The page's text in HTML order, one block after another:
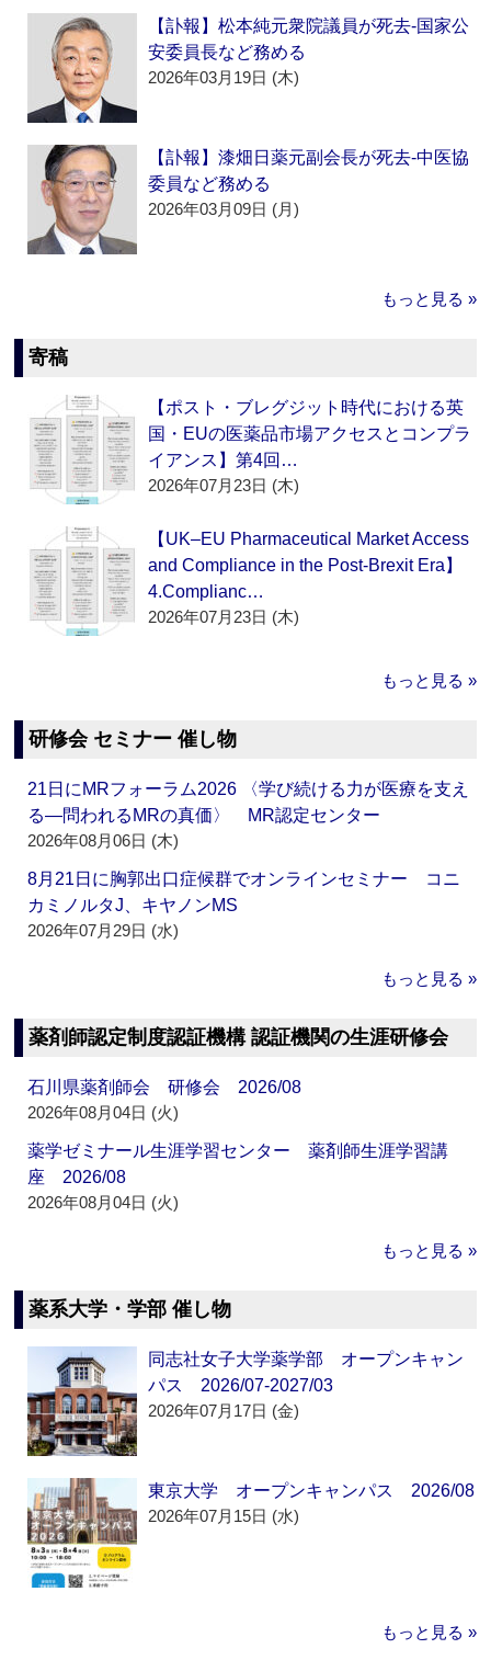
【訃報】松本純元衆院議員が死去‐国家公
安委員長など務める
2026年03月19日 (木)
【訃報】漆畑日薬元副会長が死去‐中医協
委員など務める
2026年03月09日 (月)
もっと見る »
寄稿
【ポスト・ブレグジット時代における英
国・EUの医薬品市場アクセスとコンプラ
イアンス】第4回…
2026年07月23日 (木)
【UK–EU Pharmaceutical Market Access
and Compliance in the Post-Brexit Era】
4.Complianc…
2026年07月23日 (木)
もっと見る »
研修会 セミナー 催し物
21日にMRフォーラム2026 〈学び続ける力が医療を支え
る―問われるMRの真価〉 MR認定センター
2026年08月06日 (木)
8月21日に胸郭出口症候群でオンラインセミナー コニ
カミノルタJ、キヤノンMS
2026年07月29日 (水)
もっと見る »
薬剤師認定制度認証機構 認証機関の生涯研修会
石川県薬剤師会 研修会 2026/08
2026年08月04日 (火)
薬学ゼミナール生涯学習センター 薬剤師生涯学習講
座 2026/08
2026年08月04日 (火)
もっと見る »
薬系大学・学部 催し物
同志社女子大学薬学部 オープンキャン
パス 2026/07-2027/03
2026年07月17日 (金)
東京大学 オープンキャンパス 2026/08
2026年07月15日 (水)
もっと見る »